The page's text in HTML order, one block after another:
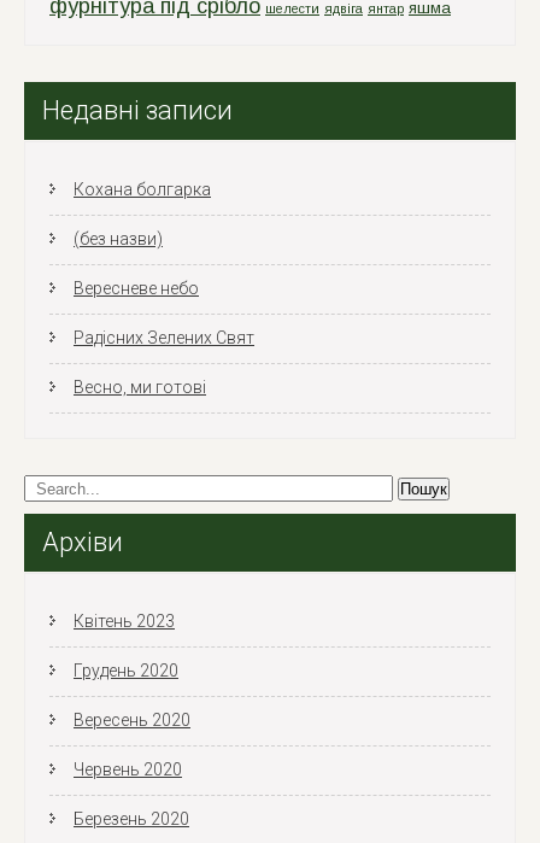
фурнітура під срібло шелести ядвіга янтар яшма
Недавні записи
Кохана болгарка
(без назви)
Вересневе небо
Радісних Зелених Свят
Весно, ми готові
Архіви
Квітень 2023
Грудень 2020
Вересень 2020
Червень 2020
Березень 2020